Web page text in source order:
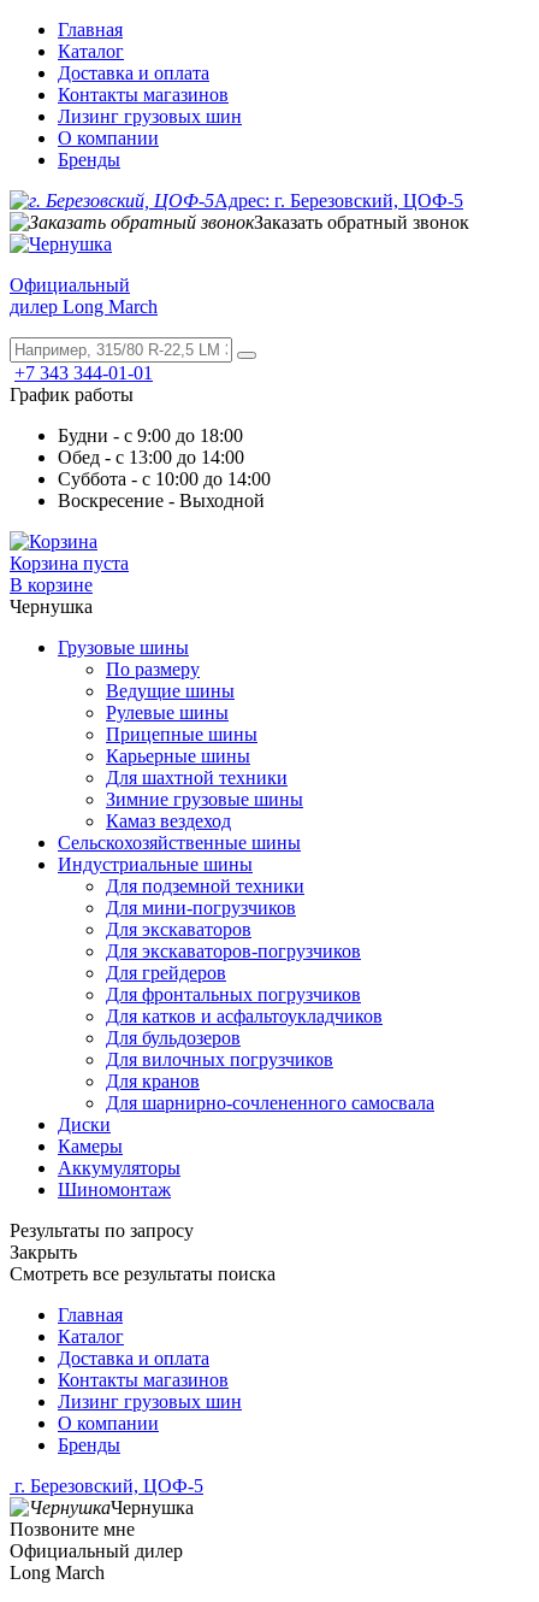
Главная
Каталог
Доставка и оплата
Контакты магазинов
Лизинг грузовых шин
О компании
Бренды
Адрес: г. Березовский, ЦОФ-5
Заказать обратный звонок
Официальный
дилер Long March
+7 343 344-01-01
График работы
Будни - с 9:00 до 18:00
Обед - с 13:00 до 14:00
Суббота - с 10:00 до 14:00
Воскресение - Выходной
Корзина пуста
В корзине
Чернушка
Грузовые шины
По размеру
Ведущие шины
Рулевые шины
Прицепные шины
Карьерные шины
Для шахтной техники
Зимние грузовые шины
Камаз вездеход
Сельскохозяйственные шины
Индустриальные шины
Для подземной техники
Для мини-погрузчиков
Для экскаваторов
Для экскаваторов-погрузчиков
Для грейдеров
Для фронтальных погрузчиков
Для катков и асфальтоукладчиков
Для бульдозеров
Для вилочных погрузчиков
Для кранов
Для шарнирно-сочлененного самосвала
Диски
Камеры
Аккумуляторы
Шиномонтаж
Результаты по запросу
Закрыть
Смотреть все результаты поиска
Главная
Каталог
Доставка и оплата
Контакты магазинов
Лизинг грузовых шин
О компании
Бренды
г. Березовский, ЦОФ-5
Чернушка
Позвоните мне
Официальный дилер
Long March